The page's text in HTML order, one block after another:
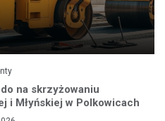
na skrzyżowaniu
i Młyńskiej w Polkowicach